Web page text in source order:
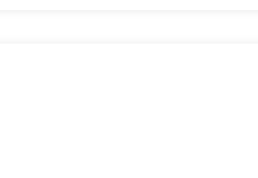
des plateformes et des dApps.